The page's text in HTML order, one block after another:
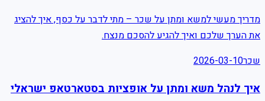
מדריך מעשי למשא ומתן על שכר – מתי לדבר על כסף, איך להציג
את הערך שלכם ואיך להגיע להסכם מנצח.
שכר2026-03-10
איך לנהל משא ומתן על אופציות בסטארטאפ ישראלי